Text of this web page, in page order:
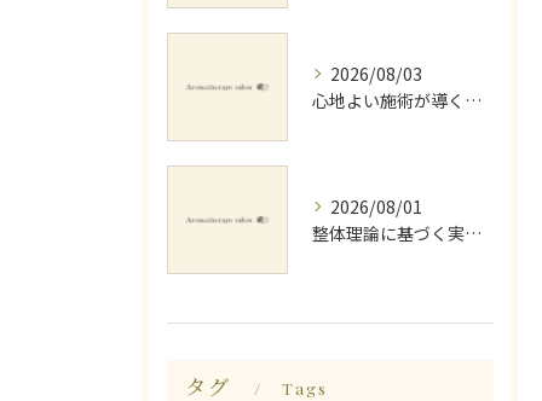
2026/08/03
心地よい施術が導く深いリラックス睡眠効果
2026/08/01
整体理論に基づく実践ストレッチング技術
タグ Tags